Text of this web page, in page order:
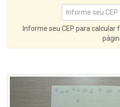
Informe seu CEP para